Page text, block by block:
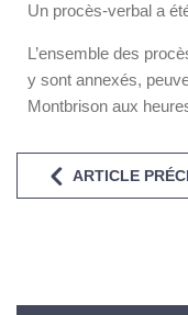
Un procès-verbal a
L’ensemble des
y sont annexés,
Montbrison aux
ARTICLE